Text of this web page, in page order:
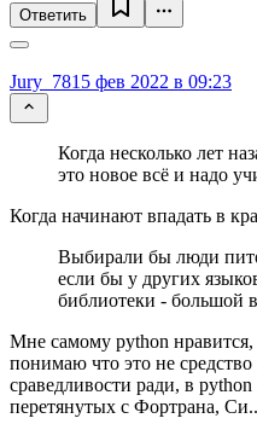
Ответить
Jury_7815 фев 2022 в 09:23
Когда несколько лет
это новое всё и надо
Когда начинают впадать в
Выбирали бы люди
если бы у других
библиотеки - большой
Мне самому python
понимаю что это не
сраведливости ради, в
перетянутых с Фортрана,